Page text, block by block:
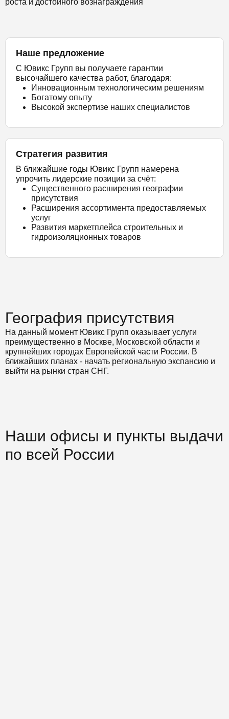
Наше предложение
С Ювикс Групп вы получаете гарантии
высочайшего качества работ, благодаря:
Инновационным технологическим решениям
Богатому опыту
Высокой экспертизе наших специалистов
Стратегия развития
В ближайшие годы Ювикс Групп намерена
упрочить лидерские позиции за счёт:
Существенного расширения географии
присутствия
Расширения ассортимента предоставляемых
услуг
Развития маркетплейса строительных и
гидроизоляционных товаров
География присутствия
На данный момент Ювикс Групп оказывает услуги
преимущественно в Москве, Московской области и
крупнейших городах Европейской части России. В
ближайших планах - начать региональную экспансию и
выйти на рынки стран СНГ.
Наши офисы и пункты выдачи
по всей России